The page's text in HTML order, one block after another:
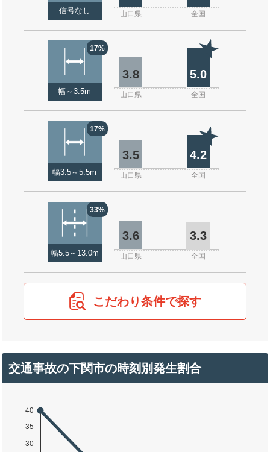
信号なし 山口県 全国
17%
幅～3.5m
3.8 5.0
山口県 全国
17%
幅3.5～5.5m
3.5 4.2
山口県 全国
33%
幅5.5～13.0m
3.6 3.3
山口県 全国
こだわり条件で探す
交通事故の下関市の時刻別発生割合